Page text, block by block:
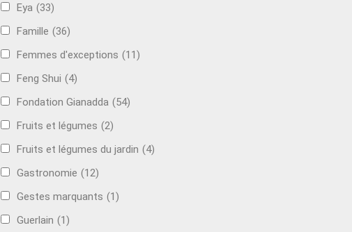
Eya (33)
Famille (36)
Femmes d'exceptions (11)
Feng Shui (4)
Fondation Gianadda (54)
Fruits et légumes (2)
Fruits et légumes du jardin (4)
Gastronomie (12)
Gestes marquants (1)
Guerlain (1)